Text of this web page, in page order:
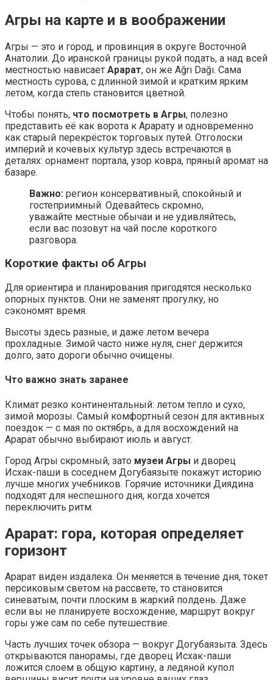
Агры на карте и в воображении
Агры — это и город, и провинция в округе Восточной
Анатолии. До иранской границы рукой подать, а над всей
местностью нависает Арарат, он же Ağrı Dağı. Сама
местность сурова, с длинной зимой и кратким ярким
летом, когда степь становится цветной.
Чтобы понять, что посмотреть в Агры, полезно
представить её как ворота к Арарату и одновременно
как старый перекрёсток торговых путей. Отголоски
империй и кочевых культур здесь встречаются в
деталях: орнамент портала, узор ковра, пряный аромат на
базаре.
Важно: регион консервативный, спокойный и
гостеприимный. Одевайтесь скромно,
уважайте местные обычаи и не удивляйтесь,
если вас позовут на чай после короткого
разговора.
Короткие факты об Агры
Для ориентира и планирования пригодятся несколько
опорных пунктов. Они не заменят прогулку, но
сэкономят время.
Высоты здесь разные, и даже летом вечера
прохладные. Зимой часто ниже нуля, снег держится
долго, зато дороги обычно очищены.
Что важно знать заранее
Климат резко континентальный: летом тепло и сухо,
зимой морозы. Самый комфортный сезон для активных
поездок — с мая по октябрь, а для восхождений на
Арарат обычно выбирают июль и август.
Город Агры скромный, зато музеи Агры и дворец
Исхак-паши в соседнем Догубаязыте покажут историю
лучше многих учебников. Горячие источники Диядина
подходят для неспешного дня, когда хочется
переключить ритм.
Арарат: гора, которая определяет
горизонт
Арарат виден издалека. Он меняется в течение дня, токет
персиковым светом на рассвете, то становится
синеватым, почти плоским в жаркий полдень. Даже
если вы не планируете восхождение, маршрут вокруг
горы уже сам по себе путешествие.
Часть лучших точек обзора — вокруг Догубаязыта. Здесь
открываются панорамы, где дворец Исхак-паши
ложится слоем в общую картину, а ледяной купол